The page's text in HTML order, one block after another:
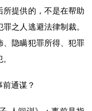
所提供的，不是在帮助
之人逃避法律制裁。
、隐瞒犯罪所得、犯罪
通谋？